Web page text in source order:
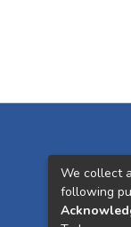
We collect
following